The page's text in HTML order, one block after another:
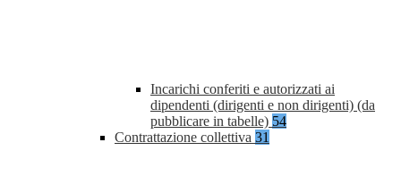
Incarichi conferiti e autorizzati ai
dipendenti (dirigenti e non dirigenti) (da
pubblicare in tabelle) 54
Contrattazione collettiva 31